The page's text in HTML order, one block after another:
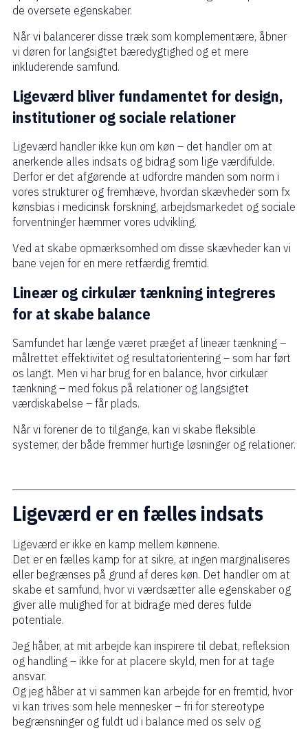
de oversete egenskaber.
Når vi balancerer disse træk som komplementære, åbner
vi døren for langsigtet bæredygtighed og et mere
inkluderende samfund.
Ligeværd bliver fundamentet for design,
institutioner og sociale relationer
Ligeværd handler ikke kun om køn – det handler om at
anerkende alles indsats og bidrag som lige værdifulde.
Derfor er det afgørende at udfordre manden som norm i
vores strukturer og fremhæve, hvordan skævheder som fx
kønsbias i medicinsk forskning, arbejdsmarkedet og sociale
forventninger hæmmer vores udvikling.
Ved at skabe opmærksomhed om disse skævheder kan vi
bane vejen for en mere retfærdig fremtid.
Lineær og cirkulær tænkning integreres
for at skabe balance
Samfundet har længe været præget af lineær tænkning –
målrettet effektivitet og resultatorientering – som har ført
os langt. Men vi har brug for en balance, hvor cirkulær
tænkning – med fokus på relationer og langsigtet
værdiskabelse – får plads.
Når vi forener de to tilgange, kan vi skabe fleksible
systemer, der både fremmer hurtige løsninger og relationer.
Ligeværd er en fælles indsats
Ligeværd er ikke en kamp mellem kønnene.
Det er en fælles kamp for at sikre, at ingen marginaliseres
eller begrænses på grund af deres køn. Det handler om at
skabe et samfund, hvor vi værdsætter alle egenskaber og
giver alle mulighed for at bidrage med deres fulde
potentiale.
Jeg håber, at mit arbejde kan inspirere til debat, refleksion
og handling – ikke for at placere skyld, men for at tage
ansvar.
Og jeg håber at vi sammen kan arbejde for en fremtid, hvor
vi kan trives som hele mennesker – fri for stereotype
begrænsninger og fuldt ud i balance med os selv og